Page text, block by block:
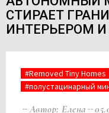
СТИРАЕТ
ИНТЕРЬЕРОМ
#Removed Tiny Homes
#полустацинарный
Автор: Елена